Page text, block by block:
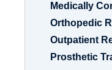
Medically
Orthopedic
Outpatient
Prosthetic